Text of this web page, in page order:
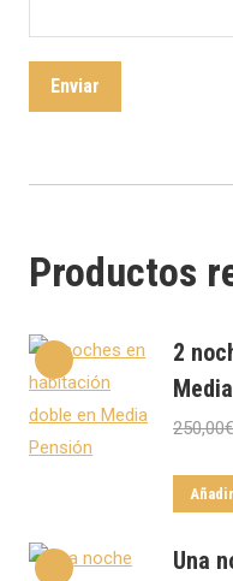
Productos
2
250,00€
Una